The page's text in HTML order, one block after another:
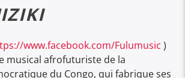
www.facebook.com/Fulumusic )
musical afrofuturiste de la
du Congo, qui fabrique ses